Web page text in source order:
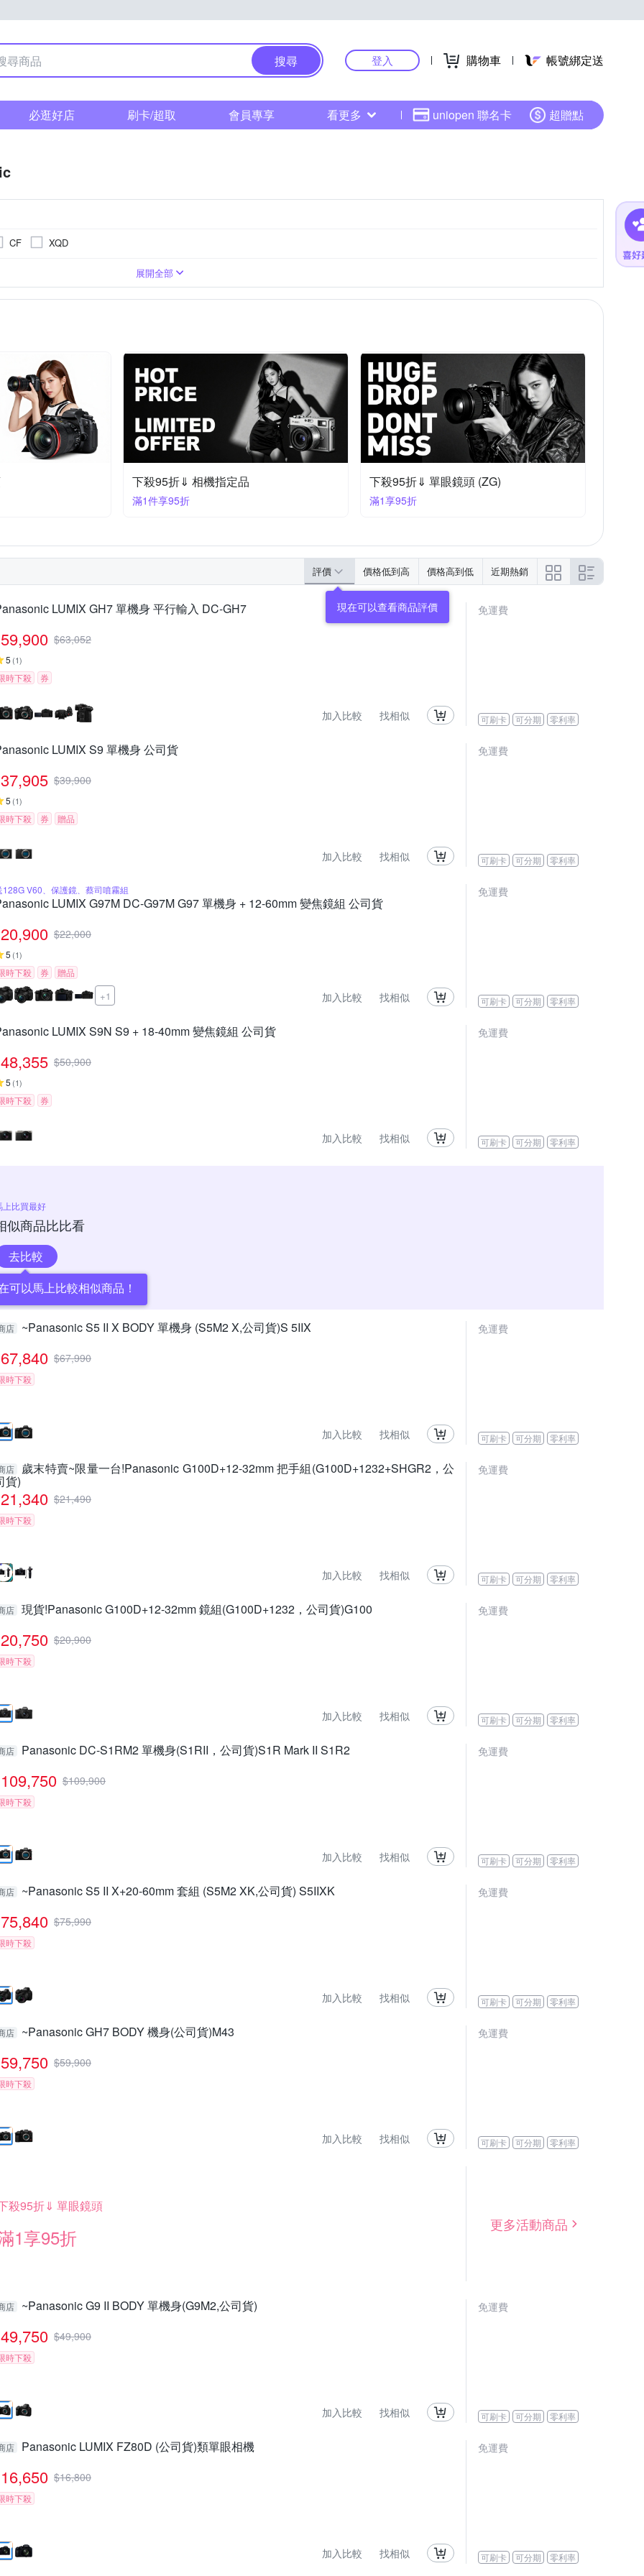
搜尋 登入 購物車 帳號綁定送
必逛好店 刷卡/超取 會員專享 看更多 uniopen 聯名卡 超贈點
CF
XQD
BSI CMOS(高感光背照式)
4000萬像素以上 3001萬~5000萬像素
展開全部
下殺95折⇓ 相機指定品
滿1件享95折
下殺95折⇓ 單眼鏡頭 (ZG)
滿1享95折
評價 價格低到高 價格高到低 近期熱銷
LUMIX GH7 單機身 平行輸入 DC-GH7
59,900 $63,052
5 (1)
時下殺 券
加入比較 找相似
免運費
可刷卡 可分期 零利率
LUMIX S9 單機身 公司貨
37,905 $39,900
5 (1)
時下殺 券 贈品
加入比較 找相似
免運費
可刷卡 可分期 零利率
128G V60、保護鏡、蔡司噴霧組
LUMIX G97M DC-G97M G97 單機身 + 12-60mm 變焦鏡組 公司貨
20,900 $22,000
5 (1)
時下殺 券 贈品
+1 加入比較 找相似
免運費
可刷卡 可分期 零利率
LUMIX S9N S9 + 18-40mm 變焦鏡組 公司貨
48,355 $50,900
5 (1)
時下殺 券
加入比較 找相似
免運費
可刷卡 可分期 零利率
上比買最好
似商品比比看
去比較
可以馬上比較相似商品！
店 ~Panasonic S5 II X BODY 單機身 (S5M2 X,公司貨)S 5IIX
67,840 $67,990
時下殺
加入比較 找相似
免運費
可刷卡 可分期 零利率
店 歲末特賣~限量一台!Panasonic G100D+12-32mm 把手組(G100D+1232+SHGR2，公
貨)
21,340 $21,490
時下殺
加入比較 找相似
免運費
可刷卡 可分期 零利率
店 現貨!Panasonic G100D+12-32mm 鏡組(G100D+1232，公司貨)G100
20,750 $20,900
時下殺
加入比較 找相似
免運費
可刷卡 可分期 零利率
店 Panasonic DC-S1RM2 單機身(S1RII，公司貨)S1R Mark II S1R2
109,750 $109,900
時下殺
加入比較 找相似
免運費
可刷卡 可分期 零利率
店 ~Panasonic S5 II X+20-60mm 套組 (S5M2 XK,公司貨) S5IIXK
75,840 $75,990
時下殺
加入比較 找相似
免運費
可刷卡 可分期 零利率
店 ~Panasonic GH7 BODY 機身(公司貨)M43
59,750 $59,900
時下殺
加入比較 找相似
免運費
可刷卡 可分期 零利率
殺95折⇓ 單眼鏡頭
1享95折
更多活動商品
店 ~Panasonic G9 II BODY 單機身(G9M2,公司貨)
49,750 $49,900
時下殺
加入比較 找相似
免運費
可刷卡 可分期 零利率
店 Panasonic LUMIX FZ80D (公司貨)類單眼相機
16,650 $16,800
時下殺
加入比較 找相似
免運費
可刷卡 可分期 零利率